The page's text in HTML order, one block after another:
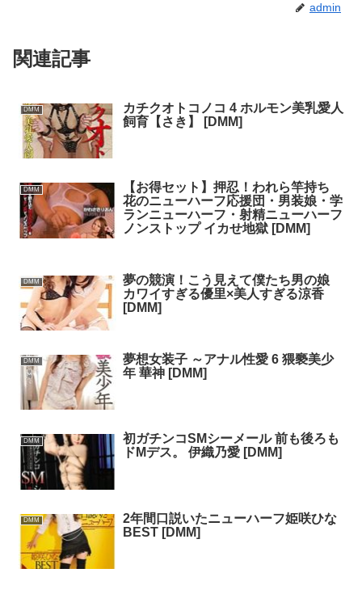
admin
関連記事
DMM
カチクオトコノコ 4 ホルモン美乳愛人
飼育【さき】 [DMM]
DMM
【お得セット】押忍！われら竿持ち
花のニューハーフ応援団・男装娘・学
ランニューハーフ・射精ニューハーフ
ノンストップ イカせ地獄 [DMM]
DMM
夢の競演！こう見えて僕たち男の娘
カワイすぎる優里×美人すぎる涼香
[DMM]
DMM
夢想女装子 ～アナル性愛 6 猥褻美少
年 華神 [DMM]
DMM
初ガチンコSMシーメール 前も後ろも
ドMデス。 伊織乃愛 [DMM]
DMM
2年間口説いたニューハーフ姫咲ひな
BEST [DMM]